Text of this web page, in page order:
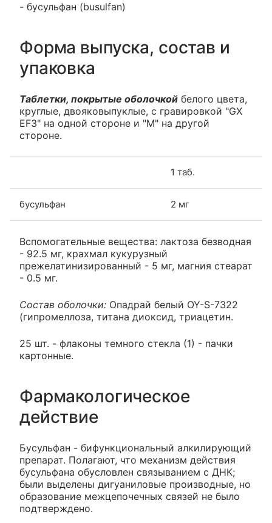
- бусульфан (busulfan)
Форма выпуска, состав и
упаковка
Таблетки, покрытые оболочкой белого цвета,
круглые, двояковыпуклые, с гравировкой "GX
EF3" на одной стороне и "М" на другой
стороне.
1 таб.
бусульфан 2 мг
Вспомогательные вещества: лактоза безводная
- 92.5 мг, крахмал кукурузный
прежелатинизированный - 5 мг, магния стеарат
- 0.5 мг.
Состав оболочки: Опадрай белый OY-S-7322
(гипромеллоза, титана диоксид, триацетин.
25 шт. - флаконы темного стекла (1) - пачки
картонные.
Фармакологическое
действие
Бусульфан - бифункциональный алкилирующий
препарат. Полагают, что механизм действия
бусульфана обусловлен связыванием с ДНК;
были выделены дигуаниловые производные, но
образование межцепочечных связей не было
подтверждено.